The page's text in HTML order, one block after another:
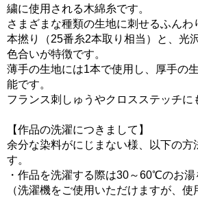
繍に使用される木綿糸です。
さまざまな種類の生地に刺せるふんわ
本撚り（25番糸2本取り相当）と、光
色合いが特徴です。
薄手の生地には1本で使用し、厚手の
能です。
フランス刺しゅうやクロスステッチに
【作品の洗濯につきまして】
余分な染料がにじまない様、以下の方
す。
・作品を洗濯する際は30～60℃のお
（洗濯機をご使用いただけますが、